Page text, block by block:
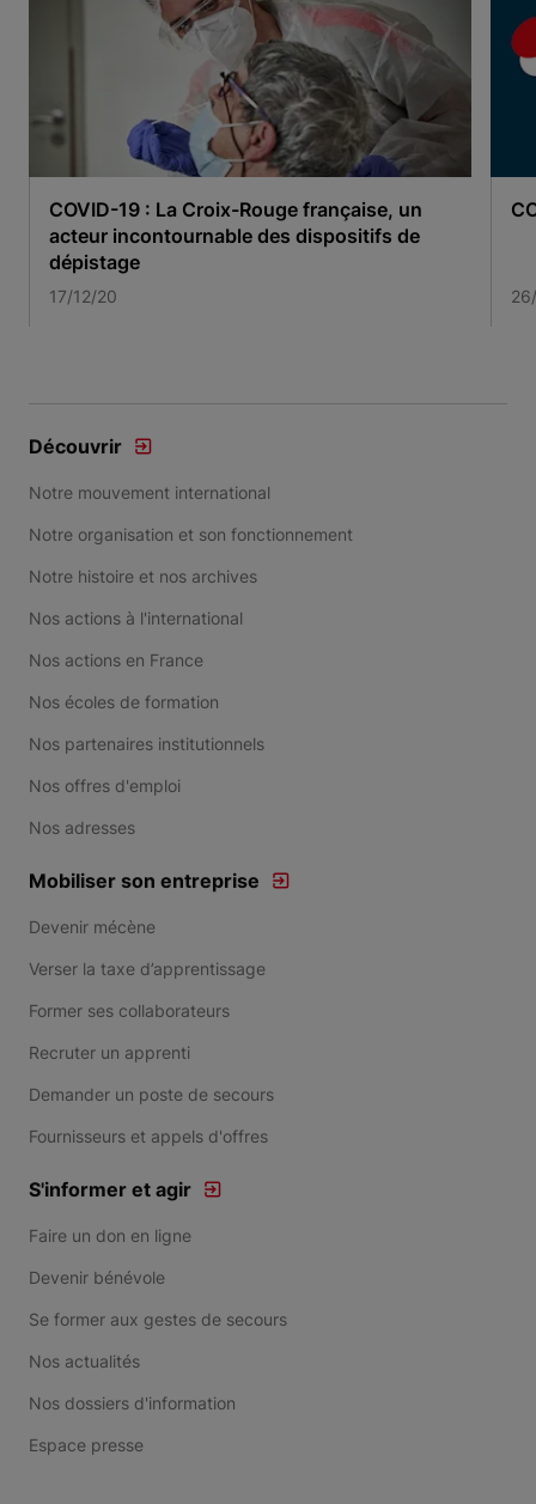
COVID-19 : La Croix-Rouge française, un
acteur incontournable des dispositifs de
dépistage
17/12/20
Découvrir
Notre mouvement international
Notre organisation et son fonctionnement
Notre histoire et nos archives
Nos actions à l'international
Nos actions en France
Nos écoles de formation
Nos partenaires institutionnels
Nos offres d'emploi
Nos adresses
Mobiliser son entreprise
Devenir mécène
Verser la taxe d’apprentissage
Former ses collaborateurs
Recruter un apprenti
Demander un poste de secours
Fournisseurs et appels d'offres
S'informer et agir
Faire un don en ligne
Devenir bénévole
Se former aux gestes de secours
Nos actualités
Nos dossiers d'information
Espace presse